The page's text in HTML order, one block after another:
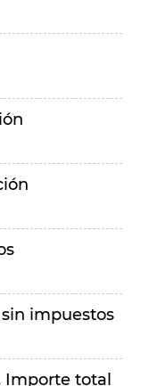
impuestos
Importe total